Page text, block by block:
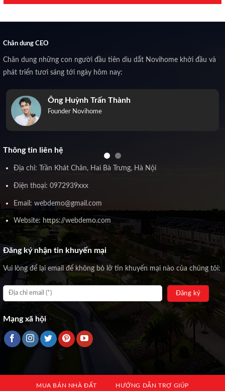
Chân dung CEO
Chân dung những con người đầu tiên dìu dắt Novihome khởi đầu và
phát triển tươi sáng tới ngày hôm nay:
Ông Huỳnh Trấn Thành
Founder Novihome
Thông tin liên hệ
Địa chỉ: Trần Khát Chân, Hai Bà Trưng, Hà Nội
Điện thoại: 0972939xxx
Email: webdemo@gmail.com
Website: https://webdemo.com
Đăng ký nhận tin khuyến mại
Vui lòng để lại email để không bỏ lỡ tin khuyến mại nào của chúng tôi:
Mạng xã hội
MUA BÁN NHÀ ĐẤT HƯỚNG DẪN TRỢ GIÚP